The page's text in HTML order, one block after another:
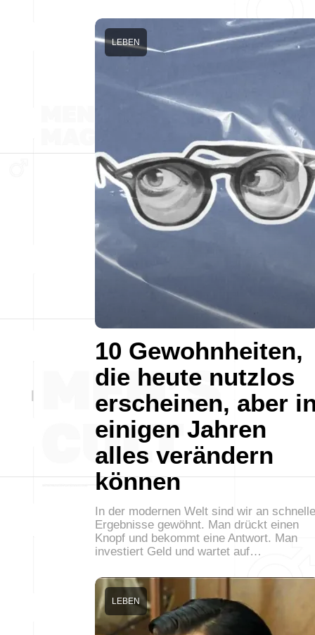
10 Gewohnheiten,
die heute nutzlos
erscheinen, aber
einigen Jahren
alles verändern
können
LEBEN
In der modernen Welt sind wir an schnelle
Ergebnisse gewöhnt. Man drückt einen
Knopf und bekommt eine Antwort. Man
investiert Geld und wartet auf…
LEBEN